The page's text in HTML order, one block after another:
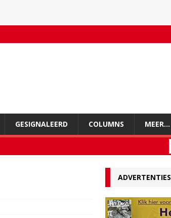
GESIGNALEERD COLUMNS MEER…
ADVERTENTIES